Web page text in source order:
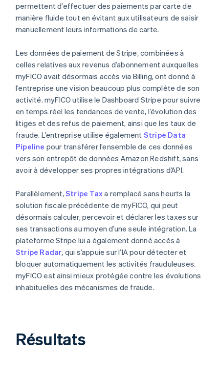
permettent d’effectuer des paiements par carte de
manière fluide tout en évitant aux utilisateurs de saisir
manuellement leurs informations de carte.
Les données de paiement de Stripe, combinées à
celles relatives aux revenus d’abonnement auxquelles
myFICO avait désormais accès via Billing, ont donné à
l’entreprise une vision beaucoup plus complète de son
activité. myFICO utilise le Dashboard Stripe pour suivre
en temps réel les tendances de vente, l’évolution des
litiges et des refus de paiement, ainsi que les taux de
fraude. L’entreprise utilise également Stripe Data
Pipeline pour transférer l’ensemble de ces données
vers son entrepôt de données Amazon Redshift, sans
avoir à développer ses propres intégrations d’API.
Parallèlement, Stripe Taxa remplacé sans heurts la
solution fiscale précédente de myFICO, qui peut
désormais calculer, percevoir et déclarer les taxes sur
ses transactions au moyen d’une seule intégration. La
plateforme Stripe lui a également donné accès à
Stripe Radar, qui s’appuie sur l’IA pour détecter et
bloquer automatiquement les activités frauduleuses.
myFICO est ainsi mieux protégée contre les évolutions
inhabituelles des mécanismes de fraude.
Résultats